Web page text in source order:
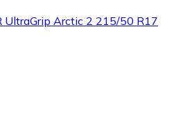
UltraGrip Arctic 2 215/50 R17